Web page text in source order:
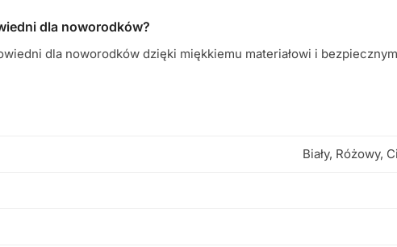
dla noworodków?
dla noworodków dzięki miękkiemu materiałowi i
Biały, Różowy,